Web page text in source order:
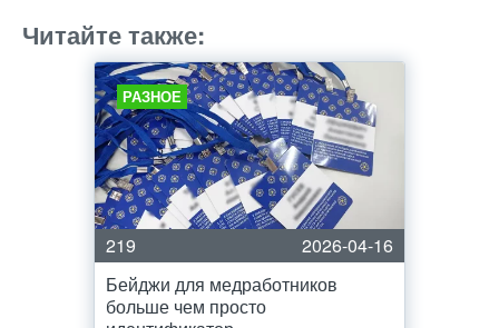
Читайте также:
РАЗНОЕ
219
2026-04-16
Бейджи для медработников
больше чем просто